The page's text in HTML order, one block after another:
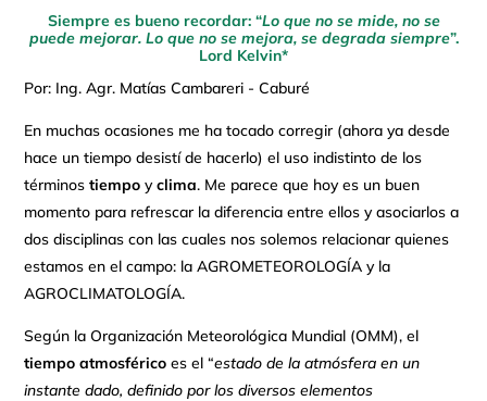
Siempre es bueno recordar: “Lo que no se mide, no se
puede mejorar. Lo que no se mejora, se degrada siempre”.
Lord Kelvin*
Por: Ing. Agr. Matías Cambareri - Caburé
En muchas ocasiones me ha tocado corregir (ahora ya desde
hace un tiempo desistí de hacerlo) el uso indistinto de los
términostiempo yclima. Me parece que hoy es un buen
momento para refrescar la diferencia entre ellos y asociarlos a
dos disciplinas con las cuales nos solemos relacionar quienes
estamos en el campo: la AGROMETEOROLOGÍA y la
AGROCLIMATOLOGÍA.
Según la Organización Meteorológica Mundial (OMM), el
tiempo atmosférico es el “estado de la atmósfera en un
instante dado, definido por los diversos elementos